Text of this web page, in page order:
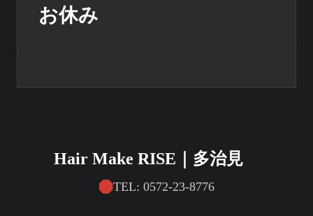
お休み
Hair Make RISE｜多治見
TEL: 0572-23-8776